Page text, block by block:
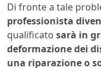
Di fronte a tale
professionista
qualificato sarà in
deformazione dei
una riparazione o